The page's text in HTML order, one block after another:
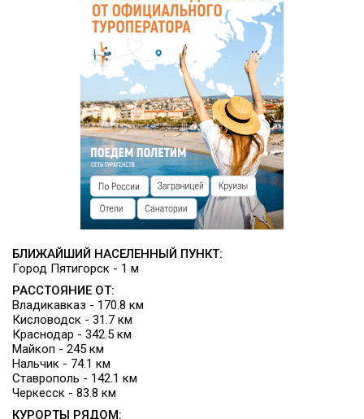
выбором спа-процедур; имеется парковка для
автомобилей, а также конференц-зал (50 человек) и
бизнес-центр (10 человек) для проведения деловых
мероприятий. Действуют услуги прачечной и аренды
БЛИЖАЙШИЙ НАСЕЛЕННЫЙ ПУНКТ:
Город Пятигорск - 1 м
РАССТОЯНИЕ ОТ:
Владикавказ - 170.8 км
Кисловодск - 31.7 км
Краснодар - 342.5 км
Майкоп - 245 км
Нальчик - 74.1 км
Ставрополь - 142.1 км
Черкесск - 83.8 км
КУРОРТЫ РЯДОМ: